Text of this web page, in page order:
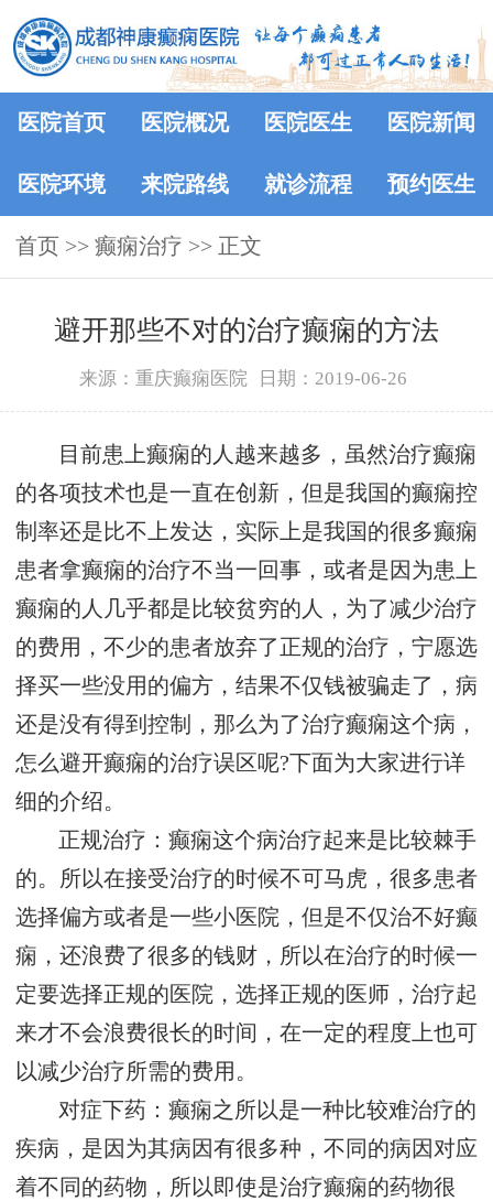
医院首页 医院概况 医院医生 医院新闻
医院环境 来院路线 就诊流程 预约医生
首页 >> 癫痫治疗 >> 正文
避开那些不对的治疗癫痫的方法
来源：重庆癫痫医院 日期：2019-06-26
目前患上癫痫的人越来越多，虽然治疗癫痫
的各项技术也是一直在创新，但是我国的癫痫控
制率还是比不上发达，实际上是我国的很多癫痫
患者拿癫痫的治疗不当一回事，或者是因为患上
癫痫的人几乎都是比较贫穷的人，为了减少治疗
的费用，不少的患者放弃了正规的治疗，宁愿选
择买一些没用的偏方，结果不仅钱被骗走了，病
还是没有得到控制，那么为了治疗癫痫这个病，
怎么避开癫痫的治疗误区呢?下面为大家进行详
细的介绍。
正规治疗：癫痫这个病治疗起来是比较棘手
的。所以在接受治疗的时候不可马虎，很多患者
选择偏方或者是一些小医院，但是不仅治不好癫
痫，还浪费了很多的钱财，所以在治疗的时候一
定要选择正规的医院，选择正规的医师，治疗起
来才不会浪费很长的时间，在一定的程度上也可
以减少治疗所需的费用。
对症下药：癫痫之所以是一种比较难治疗的
疾病，是因为其病因有很多种，不同的病因对应
着不同的药物，所以即使是治疗癫痫的药物很